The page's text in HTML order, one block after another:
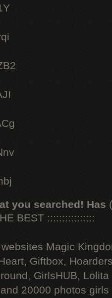
you searched! Has
BEST ::::::::::::::::
Magic
Giftbox,
GirlsHUB, Lolita
20000 photos